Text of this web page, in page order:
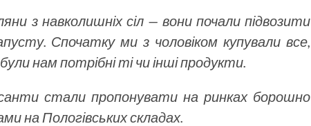
з навколишніх сіл — вони почали підвозити
Спочатку ми з чоловіком купували все,
нам потрібні ті чи інші продукти.
стали пропонувати на ринках борошно
на Пологівських складах.